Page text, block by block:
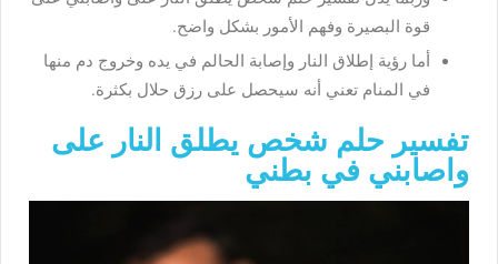
قوة البصيرة وفهم الأمور بشكل واضح.
أما رؤية إطلاق النار وإصابة الحالم في يده وخروج دم منها
في المنام تعني أنه سيحصل على رزق حلال بكثرة.
تفسير حلم شخص يطلق النار على
واصابني في بطني